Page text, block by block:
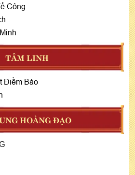
Công
TÂM LINH
Điềm Báo
HOÀNG ĐẠO